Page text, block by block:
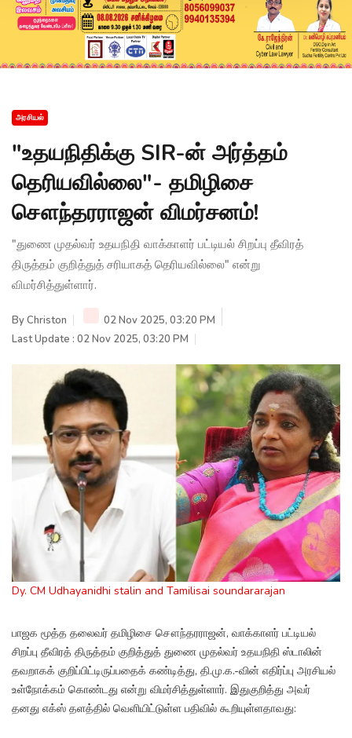
அரசியல்
"உதயநிதிக்கு SIR-ன் அர்த்தம்
தெரியவில்லை"- தமிழிசை
சௌந்தரராஜன் விமர்சனம்!
"துணை முதல்வர் உதயநிதி வாக்காளர் பட்டியல் சிறப்பு தீவிரத்
திருத்தம் குறித்துத் சரியாகத் தெரியவில்லை" என்று
விமர்சித்துள்ளார்.
ByChriston
02 Nov 2025, 03:20 PM
Last Update : 02 Nov 2025, 03:20 PM
Dy. CM Udhayanidhi stalin and Tamilisai soundararajan
பாஜக மூத்த தலைவர் தமிழிசை சௌந்தரராஜன், வாக்காளர் பட்டியல்
சிறப்பு தீவிரத் திருத்தம் குறித்துத் துணை முதல்வர் உதயநிதி ஸ்டாலின்
தவறாகக் குறிப்பிட்டிருப்பதைக் கண்டித்து, தி.மு.க.-வின் எதிர்ப்பு அரசியல்
உள்நோக்கம் கொண்டது என்று விமர்சித்துள்ளார். இதுகுறித்து அவர்
தனது எக்ஸ் தளத்தில் வெளியிட்டுள்ள பதிவில் கூறியுள்ளதாவது: